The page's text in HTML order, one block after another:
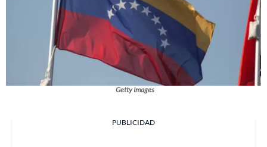
Getty Images
PUBLICIDAD